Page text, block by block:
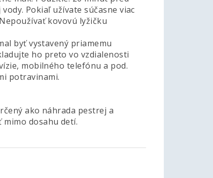
Pokiaľ užívate súčasne viac
kovovú lyžičku
byť vystavený priamemu
ho preto vo vzdialenosti
mobilného telefónu a pod.
potravinami.
ako náhrada pestrej a
dosahu detí.